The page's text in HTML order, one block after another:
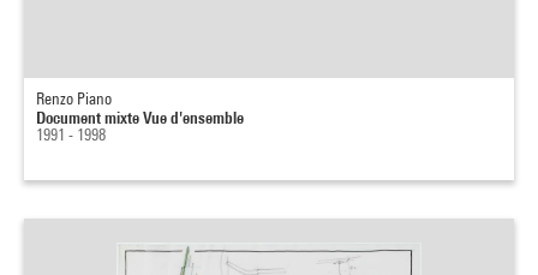
Renzo Piano
Document mixte Vue d'ensemble
1991 - 1998